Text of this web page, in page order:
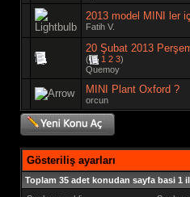
2013 model MINI ler
Fatih V.
20 Şubat 2013
( 1 2 3)
Quemoy
MINI Plant Oxford ?
orcun
Gösteriliş ayarları
Toplam 35 adet konudan sayfa basi 1